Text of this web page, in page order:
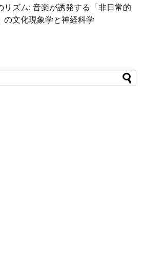
リズム: 音楽が誘発する「非日常的
の文化現象学と神経科学